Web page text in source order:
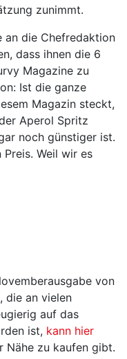
zunimmt.
an die Chefredaktion
dass ihnen die 6
Magazine zu
Ist die ganze
Magazin steckt,
Aperol Spritz
noch günstiger ist.
Weil wir es
von
die an vielen
auf das
ist, kann hier
Nähe zu kaufen gibt.